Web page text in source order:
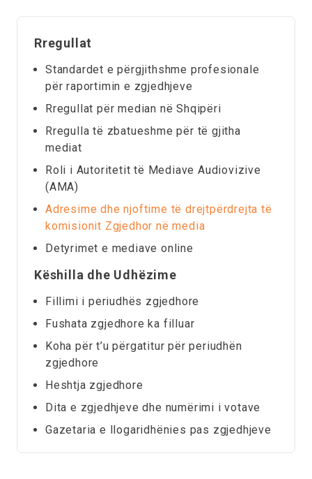
Rregullat
Standardet e përgjithshme profesionale
për raportimin e zgjedhjeve
Rregullat për median në Shqipëri
Rregulla të zbatueshme për të gjitha
mediat
Roli i Autoritetit të Mediave Audiovizive
(AMA)
Adresime dhe njoftime të drejtpërdrejta të
komisionit Zgjedhor në media
Detyrimet e mediave online
Këshilla dhe Udhëzime
Fillimi i periudhës zgjedhore
Fushata zgjedhore ka filluar
Koha për t’u përgatitur për periudhën
zgjedhore
Heshtja zgjedhore
Dita e zgjedhjeve dhe numërimi i votave
Gazetaria e llogaridhënies pas zgjedhjeve